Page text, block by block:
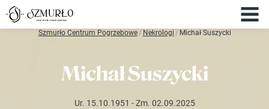
Szmurło Centrum Pogrzebowe/ Nekrologi / Michał Suszycki
Michał Suszycki
Ur. 15.10.1951 - Zm. 02.09.2025